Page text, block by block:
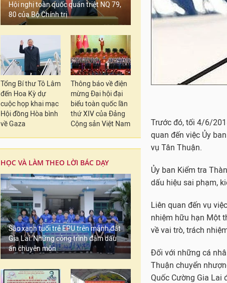
Hội nghị toàn quốc quán triệt NQ 79,
80 của Bộ Chính trị
Tổng Bí thư Tô Lâm
đến Hoa Kỳ dự
cuộc họp khai mạc
Hội đồng Hòa bình
về Gaza
Thông báo về điện
mừng Đại hội đại
biểu toàn quốc lần
thứ XIV của Đảng
Cộng sản Việt Nam
HỌC VÀ LÀM THEO LỜI BÁC DẠY
Sắc xanh tuổi trẻ EPU trên mảnh đất
Gia Lai: Những công trình đậm dấu
ấn chuyên môn
Trước đó, tối 4/6/
quan đến việc Ủy
vụ Tân Thuận.
Ủy ban Kiểm tra
dấu hiệu sai phạm,
Liên quan đến vụ
nhiệm hữu hạn Một
về vai trò, trách
Đối với những cá
Thuận chuyển
Quốc Cường Gia Lai